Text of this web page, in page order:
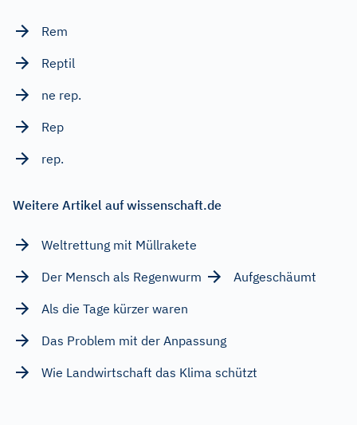
Rem
Reptil
ne rep.
Rep
rep.
Weitere Artikel auf wissenschaft.de
Weltrettung mit Müllrakete
Der Mensch als Regenwurm
Aufgeschäumt
Als die Tage kürzer waren
Das Problem mit der Anpassung
Wie Landwirtschaft das Klima schützt